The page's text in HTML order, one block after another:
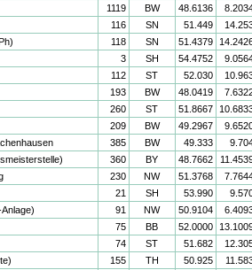
1119 BW 48.6136
116 SN 51.449
118 SN 51.4379
3 SH 54.4752
112 ST 52.030
193 BW 48.0419
260 ST 51.8667
209 BW 49.2967
385 BW 49.333
360 BY 48.7662
230 NW 51.3768
21 SH 53.990
91 NW 50.9104
75 BB 52.0000
74 ST 51.682
155 TH 50.925